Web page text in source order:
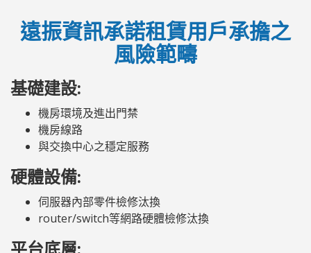
遠振資訊承諾租賃用戶承擔之
風險範疇
基礎建設:
機房環境及進出門禁
機房線路
與交換中心之穩定服務
硬體設備:
伺服器內部零件檢修汰換
router/switch等網路硬體檢修汰換
平台底層: